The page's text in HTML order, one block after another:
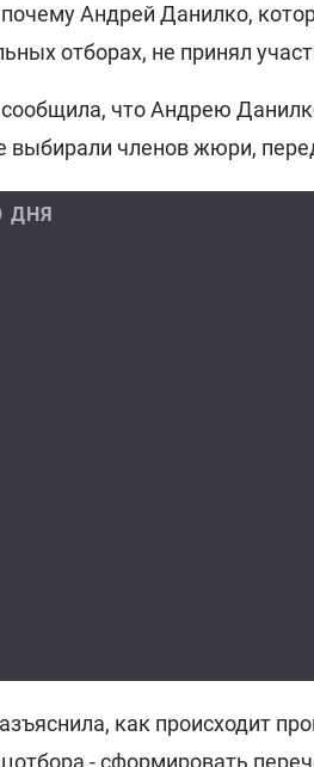
почему Андрей Данилко,
отборах, не принял
что Андрею
выбирали членов жюри,
ДНЯ
как происходит
- сформировать